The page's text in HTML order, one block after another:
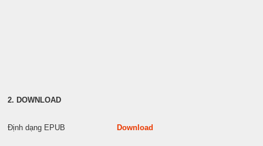
2. DOWNLOAD
Định dạng EPUB Download